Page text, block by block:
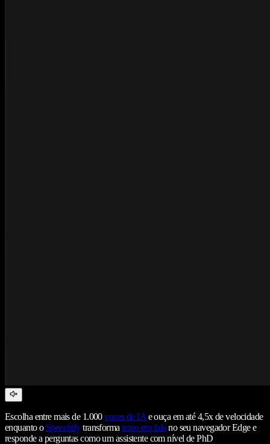
Escolha entre mais de 1.000vozes de IA e ouça em até 4,5x de velocidade
enquanto o Speechifytransformatexto em fala no seu navegador Edge e
responde a perguntas como um assistente com nível de PhD